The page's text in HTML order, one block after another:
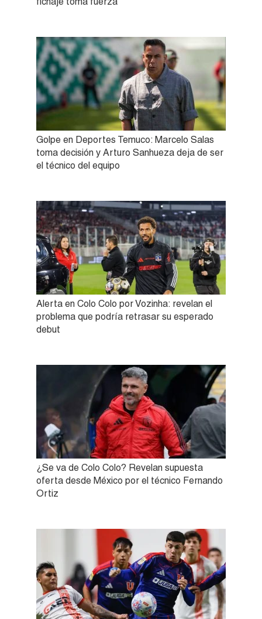
Golpe en Deportes Temuco: Marcelo Salas
toma decisión y Arturo Sanhueza deja de ser
el técnico del equipo
Alerta en Colo Colo por Vozinha: revelan el
problema que podría retrasar su esperado
debut
¿Se va de Colo Colo? Revelan supuesta
oferta desde México por el técnico Fernando
Ortiz